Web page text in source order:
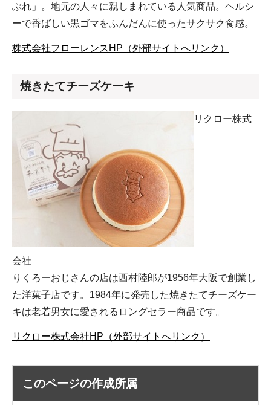
ぶれ」。地元の人々に親しまれている人気商品。ヘルシ
ーで香ばしい黒ゴマをふんだんに使ったサクサク食感。
株式会社フローレンスHP（外部サイトへリンク）
焼きたてチーズケーキ
リクロー株式
会社
りくろーおじさんの店は西村陸郎が1956年大阪で創業し
た洋菓子店です。1984年に発売した焼きたてチーズケー
キは老若男女に愛されるロングセラー商品です。
リクロー株式会社HP（外部サイトへリンク）
このページの作成所属